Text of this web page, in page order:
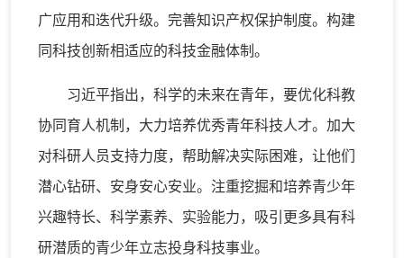
广应用和迭代升级。完善知识产权保护制度。构建
同科技创新相适应的科技金融体制。
习近平指出，科学的未来在青年，要优化科教
协同育人机制，大力培养优秀青年科技人才。加大
对科研人员支持力度，帮助解决实际困难，让他们
潜心钻研、安身安心安业。注重挖掘和培养青少年
兴趣特长、科学素养、实验能力，吸引更多具有科
研潜质的青少年立志投身科技事业。